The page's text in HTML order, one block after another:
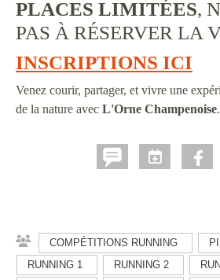
PLACES LIMITÉES,
PAS À RÉSERVER LA
INSCRIPTIONS ICI
Venez courir, partager, et vivre une
de la nature avec L'Orne Champenoise
COMPÉTITIONS RUNNING
RUNNING 1
RUNNING 2